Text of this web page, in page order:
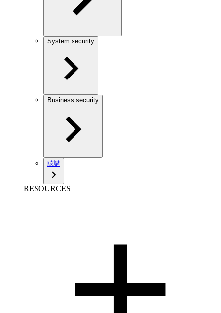
System security
Business security
聴講
RESOURCES